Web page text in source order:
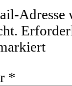
Adresse
*